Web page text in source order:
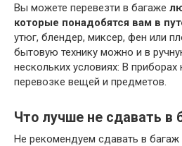
Вы можете перевезти в багаже
которые понадобятся вам в
утюг, блендер, миксер, фен или
бытовую технику можно и в
нескольких условиях: В
перевозке вещей и предметов.
Что лучше не сдавать в
Не рекомендуем сдавать в багаж